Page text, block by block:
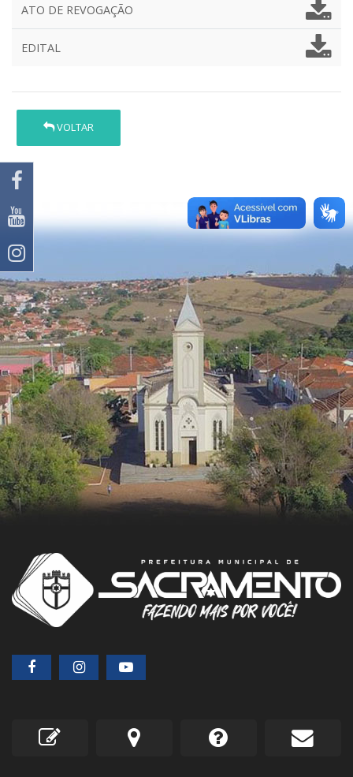
ATO DE REVOGAÇÃO
EDITAL
VOLTAR